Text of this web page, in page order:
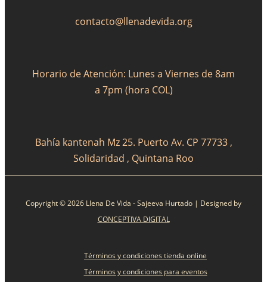
contacto@llenadevida.org
Horario de Atención: Lunes a Viernes de 8am
a 7pm (hora COL)
Bahía kantenah Mz 25. Puerto Av. CP 77733 ,
Solidaridad , Quintana Roo
Copyright © 2026 Llena De Vida - Sajeeva Hurtado | Designed by
CONCEPTIVA DIGITAL
Términos y condiciones tienda online
Términos y condiciones para eventos